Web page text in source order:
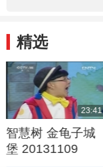
精选
23:41
智慧树 金龟子城
堡 20131109